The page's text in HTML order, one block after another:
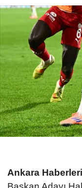
Ankara Haberleri